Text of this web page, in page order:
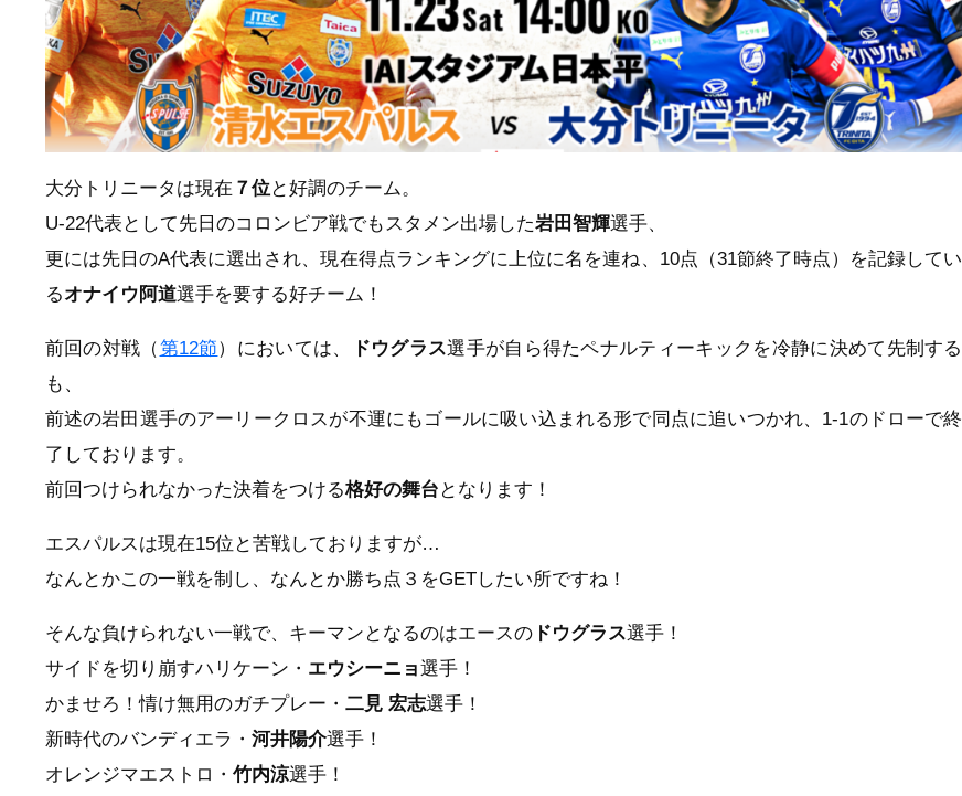
大分トリニータは現在 ７位と好調のチーム。
U-22代表として先日のコロンビア戦でもスタメン出場した岩田智輝選手、
更には先日のA代表に選出され、現在得点ランキングに上位に名を連ね、10点（31節終了時点）を記録してい
るオナイウ阿道選手を要する好チーム！
前回の対戦（第12節）においては、 ドウグラス選手が自ら得たペナルティーキックを冷静に決めて先制する
も、
前述の岩田選手のアーリークロスが不運にもゴールに吸い込まれる形で同点に追いつかれ、1-1のドローで終
了しております。
前回つけられなかった決着をつける格好の舞台 となります！
エスパルスは現在15位と苦戦しておりますが…
なんとかこの一戦を制し、なんとか勝ち点３をGETしたい所ですね！
そんな負けられない一戦で、キーマンとなるのはエースのドウグラス選手！
サイドを切り崩すハリケーン・ エウシーニョ選手！
かませろ！情け無用のガチプレー・ 二見 宏志選手！
新時代のバンディエラ・ 河井陽介選手！
オレンジマエストロ・ 竹内涼選手！